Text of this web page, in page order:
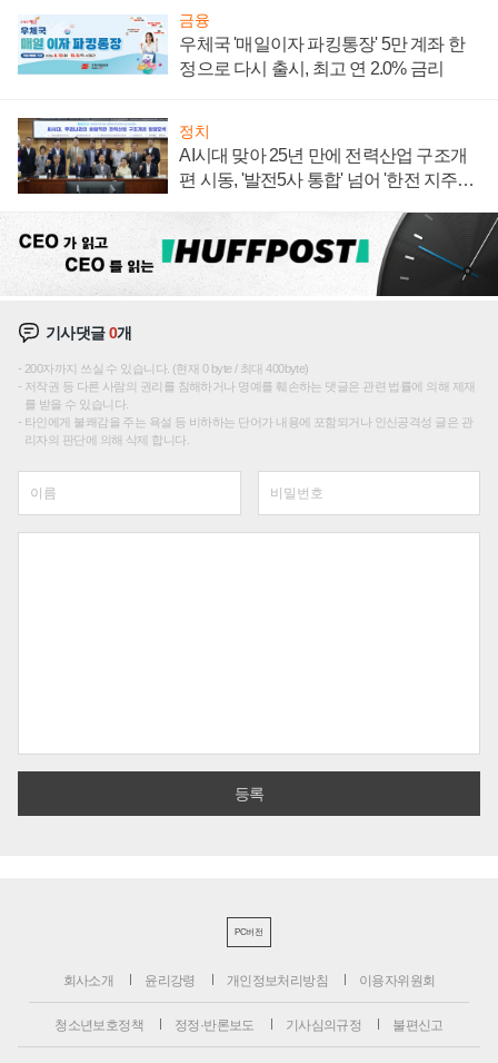
금융
우체국 '매일이자 파킹통장' 5만 계좌 한
정으로 다시 출시, 최고 연 2.0% 금리
정치
AI시대 맞아 25년 만에 전력산업 구조개
편 시동, '발전5사 통합' 넘어 '한전 지주사'
기사댓글0개
200자까지 쓰실 수 있습니다. (현재 0 byte / 최대 400byte)
저작권 등 다른 사람의 권리를 침해하거나 명예를 훼손하는 댓글은 관련 법률에 의해 제재
를 받을 수 있습니다.
타인에게 불쾌감을 주는 욕설 등 비하하는 단어가 내용에 포함되거나 인신공격성 글은 관
리자의 판단에 의해 삭제 합니다.
PC버전
회사소개 윤리강령 개인정보처리방침 이용자위원회
청소년보호정책 정정·반론보도 기사심의규정 불편신고